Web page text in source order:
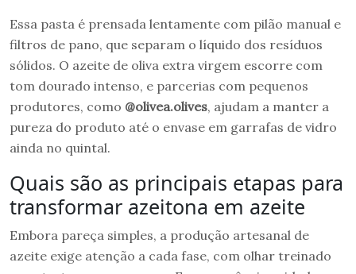
Essa pasta é prensada lentamente com pilão manual e
filtros de pano, que separam o líquido dos resíduos
sólidos. O azeite de oliva extra virgem escorre com
tom dourado intenso, e parcerias com pequenos
produtores, como @olivea.olives, ajudam a manter a
pureza do produto até o envase em garrafas de vidro
ainda no quintal.
Quais são as principais etapas para
transformar azeitona em azeite
Embora pareça simples, a produção artesanal de
azeite exige atenção a cada fase, com olhar treinado